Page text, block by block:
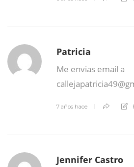
Patricia
Me envias email a
7 años hace
Jennifer Castro